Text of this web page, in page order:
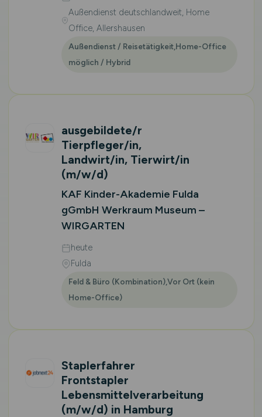
Außendienst deutschlandweit, Home
Office, Allershausen
Außendienst / Reisetätigkeit,Home-Office
möglich / Hybrid
ausgebildete/r
Tierpfleger/in,
Landwirt/in, Tierwirt/in
(m/w/d)
KAF Kinder-Akademie Fulda
gGmbH Werkraum Museum –
WIRGARTEN
heute
Fulda
Feld & Büro (Kombination),Vor Ort (kein
Home-Office)
Staplerfahrer
Frontstapler
Lebensmittelverarbeitung
(m/w/d) in Hamburg